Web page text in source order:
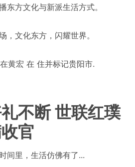
东方文化与新派生活方式。
文化东方，闪耀世界。
黄宏 在 住并标记贵阳市.
不断 世联红璞
官
间里，生活仿佛有了...